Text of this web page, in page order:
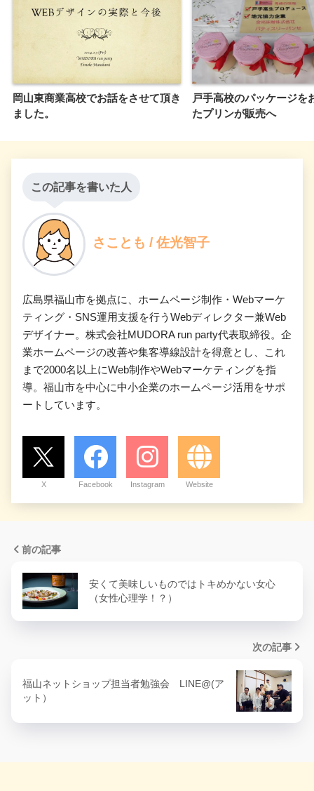
岡山東商業高校でお話をさせて頂き
ました。
戸手高校のパッケージを
たプリンが販売へ
この記事を書いた人
さことも / 佐光智子
広島県福山市を拠点に、ホームページ制作・Webマーケ
ティング・SNS運用支援を行うWebディレクター兼Web
デザイナー。株式会社MUDORA run party代表取締役。企
業ホームページの改善や集客導線設計を得意とし、これ
まで2000名以上にWeb制作やWebマーケティングを指
導。福山市を中心に中小企業のホームページ活用をサポ
ートしています。
X Facebook Instagram Website
前の記事
安くて美味しいものではトキめかない女心
（女性心理学！？）
次の記事
福山ネットショップ担当者勉強会 LINE@(ア
ット）